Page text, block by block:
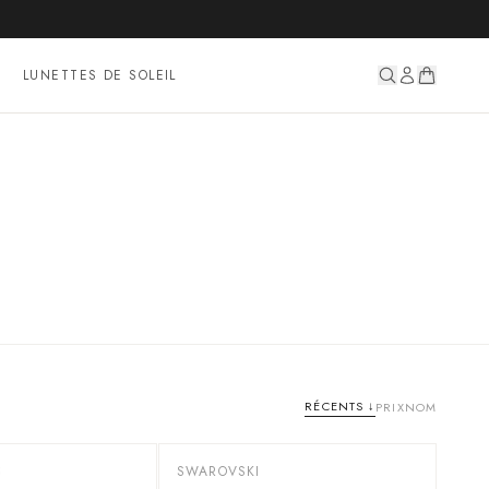
LUNETTES DE SOLEIL
RÉCENTS ↓ PRIXNOM
-40%
SWAROVSKI